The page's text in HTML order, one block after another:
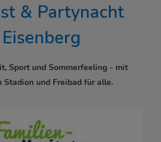
& Partynacht
Sport und Sommerfeeling - mit
und Freibad für alle.